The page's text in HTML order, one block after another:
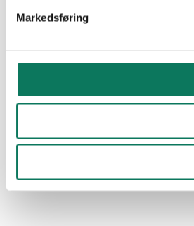
Markedsføring